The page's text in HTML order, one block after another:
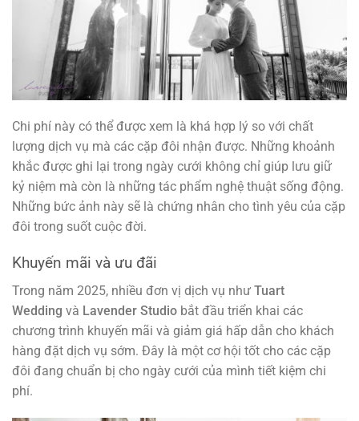
Chi phí này có thể được xem là khá hợp lý so với chất
lượng dịch vụ mà các cặp đôi nhận được. Những khoảnh
khắc được ghi lại trong ngày cưới không chỉ giúp lưu giữ
kỷ niệm mà còn là những tác phẩm nghệ thuật sống động.
Những bức ảnh này sẽ là chứng nhân cho tình yêu của cặp
đôi trong suốt cuộc đời.
Khuyến mãi và ưu đãi
Trong năm 2025, nhiều đơn vị dịch vụ như Tuart
Wedding và Lavender Studio bắt đầu triển khai các
chương trình khuyến mãi và giảm giá hấp dẫn cho khách
hàng đặt dịch vụ sớm. Đây là một cơ hội tốt cho các cặp
đôi đang chuẩn bị cho ngày cưới của mình tiết kiệm chi
phí.